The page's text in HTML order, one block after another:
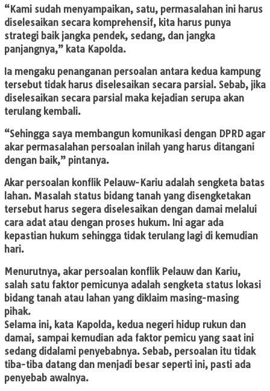
“Kami sudah menyampaikan, satu, permasalahan ini harus
diselesaikan secara komprehensif, kita harus punya
strategi baik jangka pendek, sedang, dan jangka
panjangnya,” kata Kapolda.
Ia mengaku penanganan persoalan antara kedua kampung
tersebut tidak harus diselesaikan secara parsial. Sebab, jika
diselesaikan secara parsial maka kejadian serupa akan
terulang kembali.
“Sehingga saya membangun komunikasi dengan DPRD agar
akar permasalahan persoalan inilah yang harus ditangani
dengan baik,” pintanya.
Akar persoalan konflik Pelauw-Kariu adalah sengketa batas
lahan. Masalah status bidang tanah yang disengketakan
tersebut harus segera diselesaikan dengan damai melalui
cara adat atau dengan proses hukum. Ini agar ada
kepastian hukum sehingga tidak terulang lagi di kemudian
hari.
Menurutnya, akar persoalan konflik Pelauw dan Kariu,
salah satu faktor pemicunya adalah sengketa status lokasi
bidang tanah atau lahan yang diklaim masing-masing
pihak.
Selama ini, kata Kapolda, kedua negeri hidup rukun dan
damai, sampai kemudian ada faktor pemicu yang saat ini
sedang didalami penyebabnya. Sebab, persoalan itu tidak
tiba-tiba datang dan menjadi besar seperti ini, pasti ada
penyebab awalnya.